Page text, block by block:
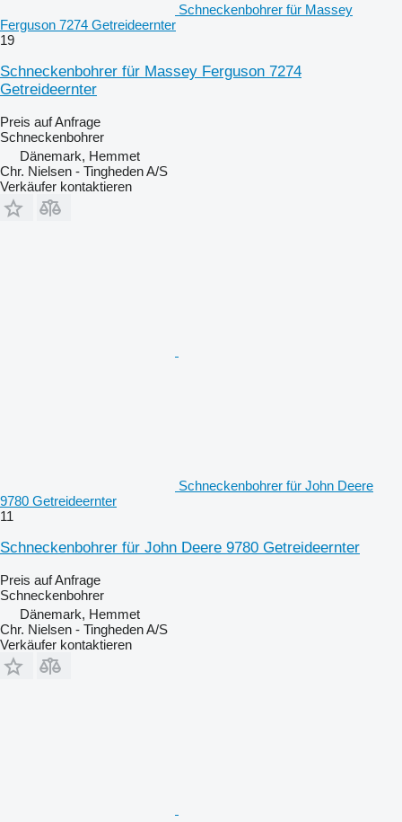
Schneckenbohrer für Massey
Ferguson 7274 Getreideernter
19
Schneckenbohrer für Massey Ferguson 7274
Getreideernter
Preis auf Anfrage
Schneckenbohrer
Dänemark, Hemmet
Chr. Nielsen - Tingheden A/S
Verkäufer kontaktieren
Schneckenbohrer für John Deere
9780 Getreideernter
11
Schneckenbohrer für John Deere 9780 Getreideernter
Preis auf Anfrage
Schneckenbohrer
Dänemark, Hemmet
Chr. Nielsen - Tingheden A/S
Verkäufer kontaktieren